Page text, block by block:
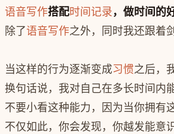
语音写作搭配时间记录，做时间的
除了语音写作之外，同时我还跟着
当这样的行为逐渐变成习惯之后，
换句话说，我对自己在多长时间内
不要小看这种能力，因为当你拥有
不仅如此，你会发现，你越发能意